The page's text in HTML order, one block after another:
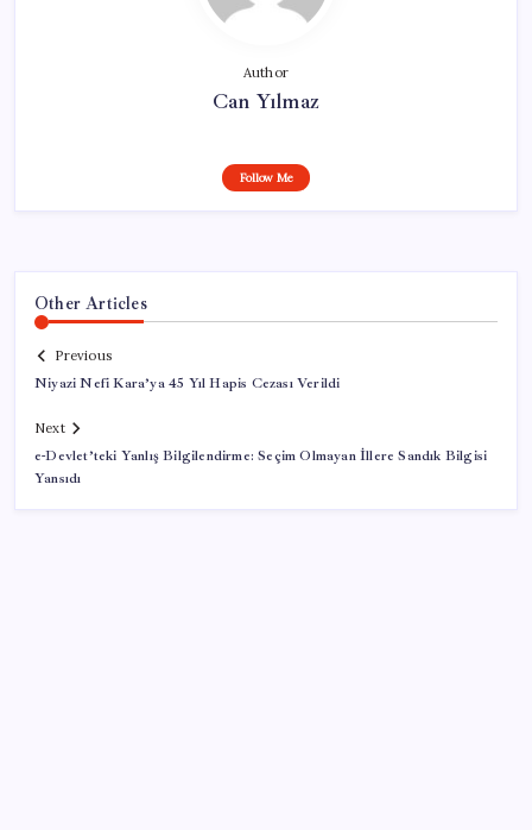
Author
Can Yılmaz
Follow Me
Other Articles
Previous
Niyazi Nefi Kara’ya 45 Yıl Hapis Cezası Verildi
Next
e-Devlet’teki Yanlış Bilgilendirme: Seçim Olmayan İllere Sandık Bilgisi
Yansıdı